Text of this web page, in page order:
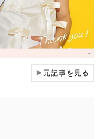
▶元記事を見る